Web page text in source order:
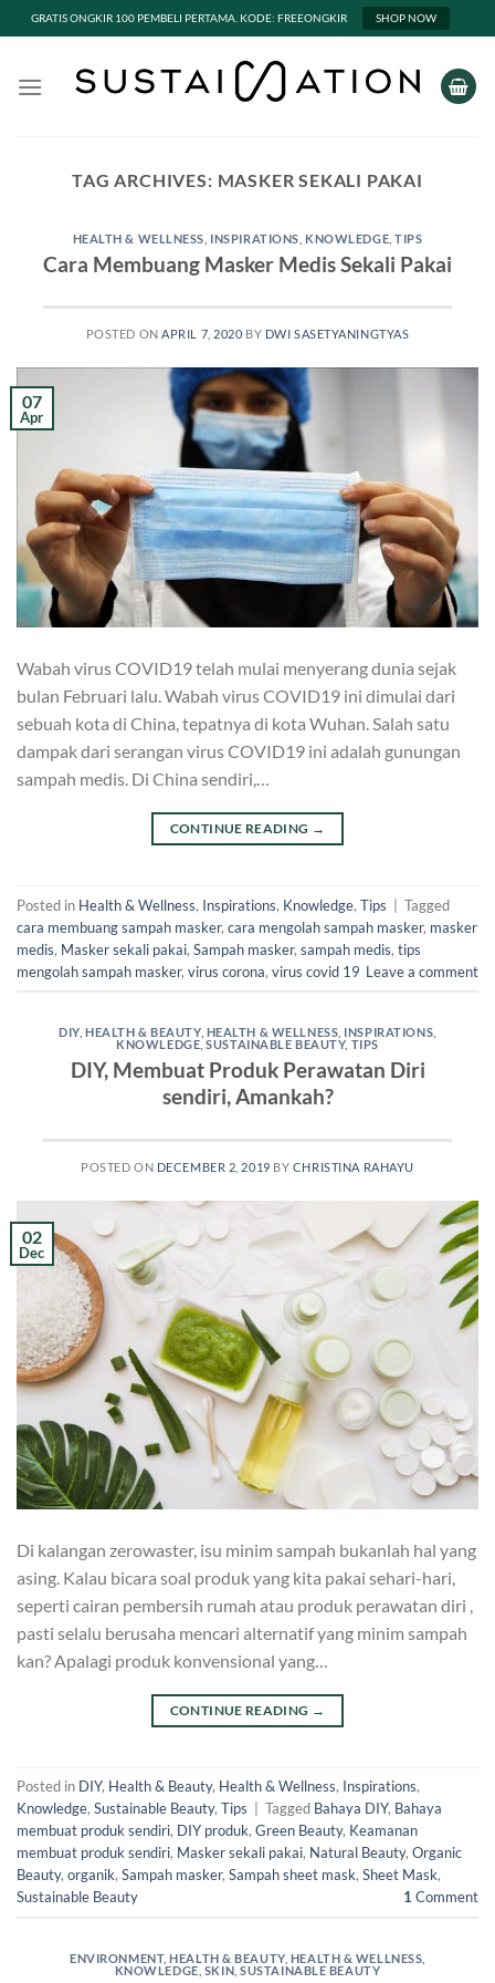
GRATIS ONGKIR 100 PEMBELI PERTAMA. KODE: FREEONGKIR SHOP NOW
TAG ARCHIVES: MASKER SEKALI PAKAI
HEALTH & WELLNESS INSPIRATIONS KNOWLEDGE ,TIPS
Cara Membuang Masker Medis Sekali Pakai
POSTED ONAPRIL 7, 2020 BY DWI SASETYANINGTYAS
07
Apr
Wabah virus COVID19 telah mulai menyerang dunia sejak
bulan Februari lalu. Wabah virus COVID19 ini dimulai dari
sebuah kota di China, tepatnya di kota Wuhan. Salah satu
dampak dari serangan virus COVID19 ini adalah gunungan
sampah medis. Di China sendiri,…
CONTINUE READING →
Posted in Health & Wellness, Inspirations, Knowledge, Tips
Tagged
cara membuang sampah masker, cara mengolah sampah masker, masker
medis, Masker sekali pakai, Sampah masker, sampah medis, tips
mengolah sampah masker, virus corona, virus covid 19 Leave a comment
DIY ,HEALTH & BEAUTY, HEALTH & WELLNESS INSPIRATIONS
KNOWLEDGE ,SUSTAINABLE BEAUTY, TIPS
DIY, Membuat Produk Perawatan Diri
sendiri, Amankah?
POSTED ON DECEMBER 2, 2019 BY CHRISTINA RAHAYU
02
Dec
Di kalangan zerowaster, isu minim sampah bukanlah hal yang
asing. Kalau bicara soal produk yang kita pakai sehari-hari,
seperti cairan pembersih rumah atau produk perawatan diri ,
pasti selalu berusaha mencari alternatif yang minim sampah
kan? Apalagi produk konvensional yang…
CONTINUE READING →
Posted in DIY, Health & Beauty, Health & Wellness, Inspirations,
Knowledge, Sustainable Beauty, Tips Tagged Bahaya DIY, Bahaya
membuat produk sendiri, DIY produk, Green Beauty, Keamanan
membuat produk sendiri, Masker sekali pakai, Natural Beauty, Organic
Beauty, organik, Sampah masker, Sampah sheet mask, Sheet Mask,
Sustainable Beauty
1 Comment
ENVIRONMENT,HEALTH & BEAUTY, HEALTH & WELLNESS
KNOWLEDGE SKIN ,SUSTAINABLE BEAUTY